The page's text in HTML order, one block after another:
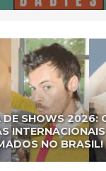
DE SHOWS 2026:
NO BRASIL!